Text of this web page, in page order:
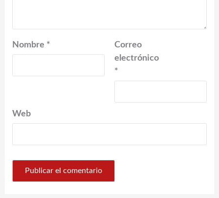
Nombre *
Correo
electrónico
*
Web